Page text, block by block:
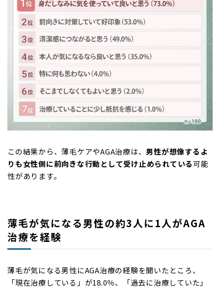
この結果から、薄毛ケアやAGA治療は、 男性が想像するよ
りも女性側に前向きな行動として受け止められている可能
性があります。
薄毛が気になる男性の約3人に1人がAGA
治療を経験
薄毛が気になる男性にAGA治療の経験を聞いたところ、
「現在治療している」が18.0％、「過去に治療していた」